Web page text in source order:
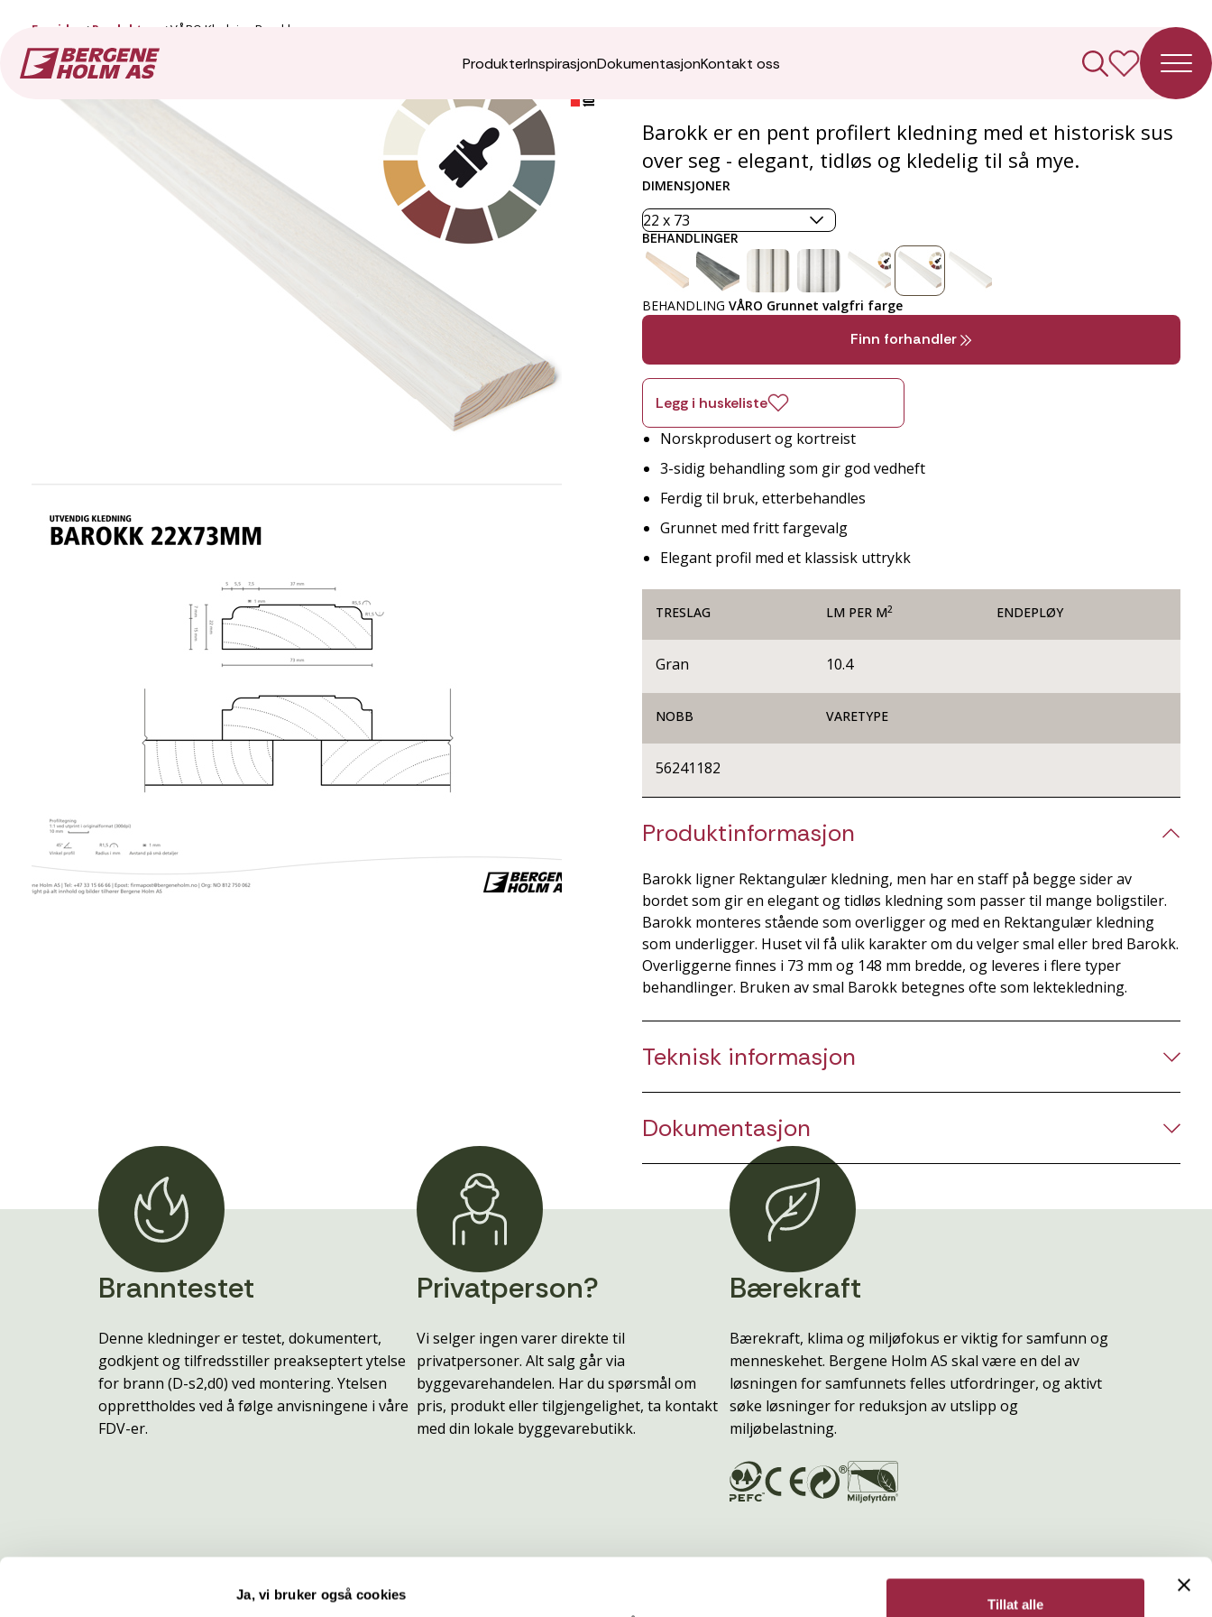
Ja, vi bruker også cookies
Tillat alle
ProdukterInspirasjonDokumentasjonKontakt oss
Forside Produkter VÅRO Kledning Barokk
VÅRO Kledning Barokk
Barokk er en pent profilert kledning med et historisk sus
over seg - elegant, tidløs og kledelig til så mye.
DIMENSJONER
BEHANDLINGER
BEHANDLING VÅRO Grunnet valgfri farge
Finn forhandler
Legg i huskeliste
Norskprodusert og kortreist
3-sidig behandling som gir god vedheft
Ferdig til bruk, etterbehandles
Grunnet med fritt fargevalg
Elegant profil med et klassisk uttrykk
TRESLAG LM PER M2 ENDEPLØY
Gran 10.4
NOBB VARETYPE
56241182
Produktinformasjon
Barokk ligner Rektangulær kledning, men har en staff på begge sider av
bordet som gir en elegant og tidløs kledning som passer til mange boligstiler.
Barokk monteres stående som overligger og med en Rektangulær kledning
som underligger. Huset vil få ulik karakter om du velger smal eller bred Barokk.
Overliggerne finnes i 73 mm og 148 mm bredde, og leveres i flere typer
behandlinger. Bruken av smal Barokk betegnes ofte som lektekledning.
Teknisk informasjon
Dokumentasjon
Branntestet
Denne kledninger er testet, dokumentert,
godkjent og tilfredsstiller preakseptert ytelse
for brann (D-s2,d0) ved montering. Ytelsen
opprettholdes ved å følge anvisningene i våre
FDV-er.
Privatperson?
Vi selger ingen varer direkte til
privatpersoner. Alt salg går via
byggevarehandelen. Har du spørsmål om
pris, produkt eller tilgjengelighet, ta kontakt
med din lokale byggevarebutikk.
Bærekraft
Bærekraft, klima og miljøfokus er viktig for samfunn og
menneskehet. Bergene Holm AS skal være en del av
løsningen for samfunnets felles utfordringer, og aktivt
søke løsninger for reduksjon av utslipp og
miljøbelastning.